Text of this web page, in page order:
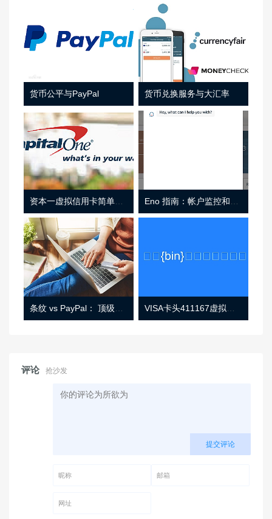
货币公平与PayPal 货币兑换服务与大汇率
资本一虚拟信用卡简单介绍
条纹 vs PayPal： 顶级功能， 定价 （和更多！ VISA卡头411167虚拟卡基础信息
评论 抢沙发
提交评论